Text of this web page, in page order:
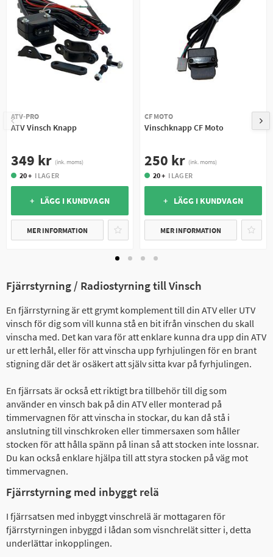
ATV-PRO
ATV Vinsch Knapp
349 kr (ink. moms)
20 + I LAGER
+ LÄGG I KUNDVAGN
MER INFORMATION
CF MOTO
Vinschknapp CF Moto
250 kr (ink. moms)
20 + I LAGER
+ LÄGG I KUNDVAGN
MER INFORMATION
Fjärrstyrning / Radiostyrning till Vinsch
En fjärrstyrning är ett grymt komplement till din ATV eller UTV
vinsch för dig som vill kunna stå en bit ifrån vinschen du skall
vinscha med. Det kan vara för att enklare kunna dra upp din ATV
ur ett lerhål, eller för att vinscha upp fyrhjulingen för en brant
stigning där det är osäkert att själv sitta kvar på fyrhjulingen.
En fjärrsats är också ett riktigt bra tillbehör till dig som
använder en vinsch bak på din ATV eller monterad på
timmervagnen för att vinscha in stockar, du kan då stå i
anslutning till vinschkroken eller timmersaxen som håller
stocken för att hålla spänn på linan så att stocken inte lossnar.
Du kan också enklare hjälpa till att styra stocken på väg mot
timmervagnen.
Fjärrstyrning med inbyggt relä
I fjärrsatsen med inbyggt vinschrelä är mottagaren för
fjärrstyrningen inbyggd i lådan som visnchrelät sitter i, detta
underlättar inkopplingen.